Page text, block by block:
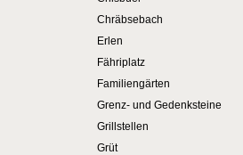
Chräbsebach
Erlen
Fähriplatz
Familiengärten
Grenz- und Gedenksteine
Grillstellen
Grüt